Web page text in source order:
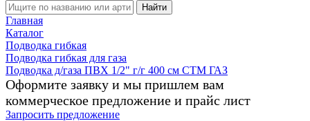
Найти
Главная
Каталог
Подводка гибкая
Подводка гибкая для газа
Подводка д/газа ПВХ 1/2" г/г 400 см СТМ ГАЗ
Оформите заявку и мы пришлем вам
коммерческое предложение и прайс лист
Запросить предложение